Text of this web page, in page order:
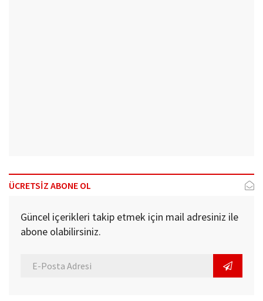
ÜCRETSİZ ABONE OL
Güncel içerikleri takip etmek için mail adresiniz ile
abone olabilirsiniz.